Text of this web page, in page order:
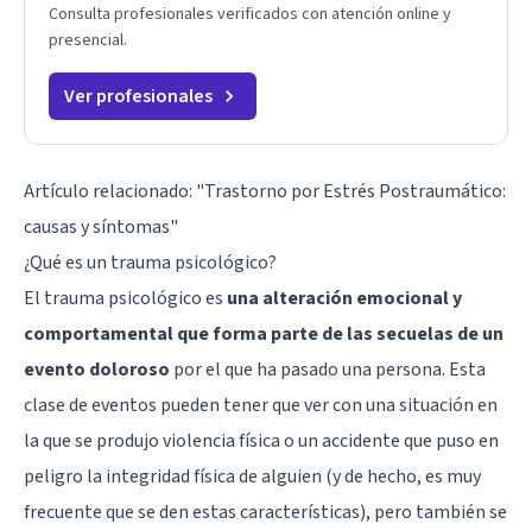
Consulta profesionales verificados con atención online y
presencial.
Ver profesionales
Artículo relacionado: "Trastorno por Estrés Postraumático:
causas y síntomas"
¿Qué es un trauma psicológico?
El trauma psicológico es una alteración emocional y
comportamental que forma parte de las secuelas de un
evento doloroso por el que ha pasado una persona. Esta
clase de eventos pueden tener que ver con una situación en
la que se produjo violencia física o un accidente que puso en
peligro la integridad física de alguien (y de hecho, es muy
frecuente que se den estas características), pero también se